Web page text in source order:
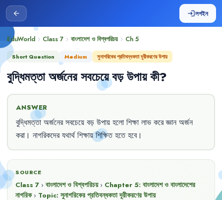
arrow_back loginলগইন
EduWorld chevron_right Class 7 chevron_right বাংলাদেশ ও বিশ্বপরিচয় chevron_right Ch 5
Short Question Medium সুনাগরিকের প্রতিবন্ধকতা দূরীকরণের উপায়
বুদ্ধিমত্তা অর্জনের সবচেয়ে বড় উপায় কী?
ANSWER
বুদ্ধিমত্তা অর্জনের সবচেয়ে বড় উপায় হলো শিক্ষা লাভ করে জ্ঞান অর্জন
করা। নাগরিকদের যথার্থ শিক্ষায় শিক্ষিত হতে হবে।
SOURCE
Class 7 › বাংলাদেশ ও বিশ্বপরিচয় › Chapter 5: বাংলাদেশ ও বাংলাদেশের
নাগরিক › Topic: সুনাগরিকের প্রতিবন্ধকতা দূরীকরণের উপায়